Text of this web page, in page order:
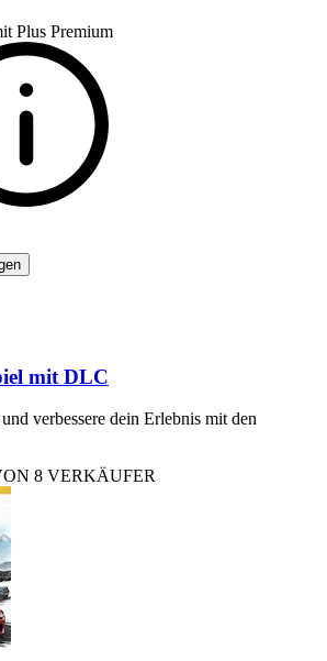
Plus Premium
mit DLC
verbessere dein Erlebnis mit den
8 VERKÄUFER